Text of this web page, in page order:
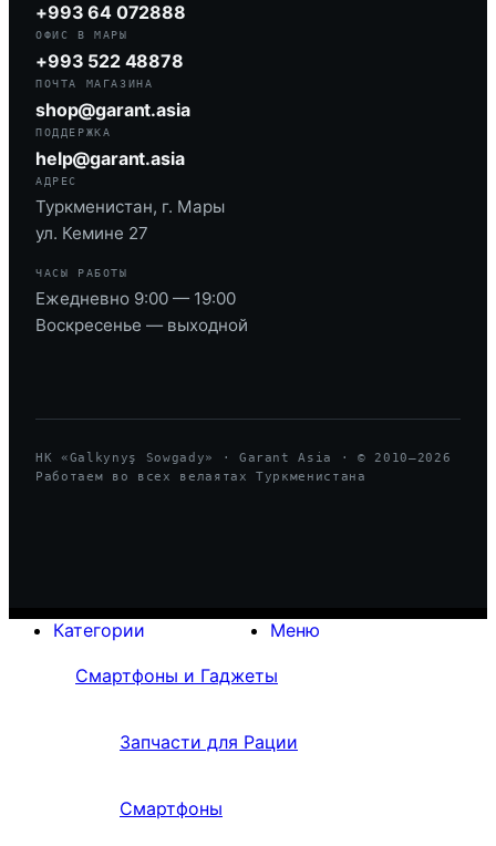
+993 64 072888
ОФИС В МАРЫ
+993 522 48878
ПОЧТА МАГАЗИНА
shop@garant.asia
ПОДДЕРЖКА
help@garant.asia
АДРЕС
Туркменистан, г. Мары
ул. Кемине 27
ЧАСЫ РАБОТЫ
Ежедневно 9:00 — 19:00
Воскресенье — выходной
HK «Galkynyş Sowgady» · Garant Asia · © 2010—2026
Работаем во всех велаятах Туркменистана
Меню
Категории
Смартфоны и Гаджеты
Запчасти для Рации
Смартфоны